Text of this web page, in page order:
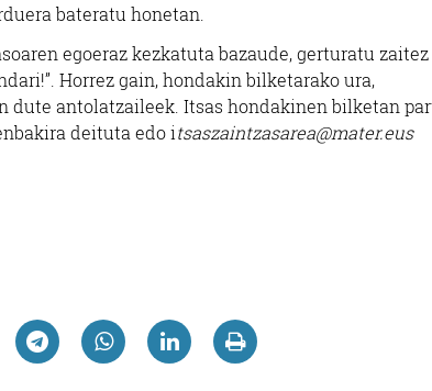
bateratu honetan.
egoeraz kezkatuta bazaude, gerturatu zaitez
Horrez gain, hondakin bilketarako ura,
dute antolatzaileek. Itsas hondakinen bilketan
deituta edo itsaszaintzasarea@mater.eus